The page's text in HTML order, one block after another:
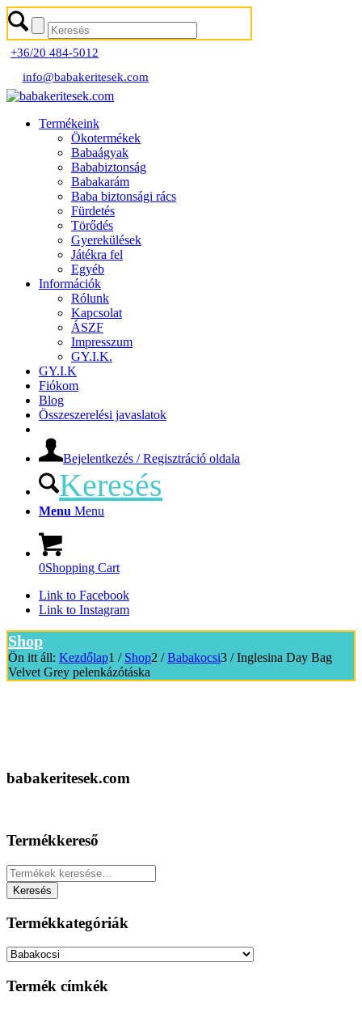
+36/20 484-5012
info@babakeritesek.com
Termékeink
Ökotermékek
Babaágyak
Bababiztonság
Babakarám
Baba biztonsági rács
Fürdetés
Törődés
Gyerekülések
Játékra fel
Egyéb
Információk
Rólunk
Kapcsolat
ÁSZF
Impresszum
GY.I.K.
GY.I.K
Fiókom
Blog
Összeszerelési javaslatok
Bejelentkezés / Regisztráció oldala
Keresés
Menu Menu
0Shopping Cart
Link to Facebook
Link to Instagram
Shop
Ön itt áll: Kezdőlap1 / Shop2 / Babakocsi3 / Inglesina Day Bag
Velvet Grey pelenkázótáska
babakeritesek.com
Termékkereső
Keresés
a
következőre:
Keresés
Termékkategóriák
Termék címkék